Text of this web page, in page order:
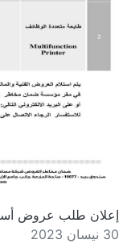
إعلان طلب عروض أسعار 29-04-
30 نيسان 2023